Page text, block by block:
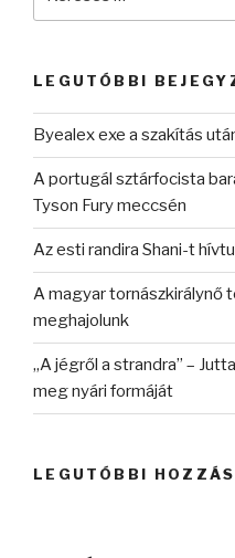
LEGUTÓBBI
Byealex exe a szakítás
A portugál sztárfocista
Tyson Fury meccsén
Az esti randira Shani-t
A magyar tornászkirálynő
meghajolunk
„A jégről a strandra” –
meg nyári formáját
LEGUTÓBBI